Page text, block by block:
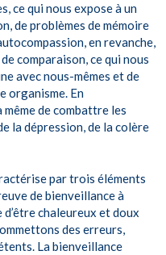
ce qui nous expose à un
de problèmes de mémoire
en revanche,
comparaison, ce qui nous
avec nous-mêmes et de
organisme. En
même de combattre les
la dépression, de la colère
par trois éléments
de bienveillance à
d’être chaleureux et doux
des erreurs,
La bienveillance